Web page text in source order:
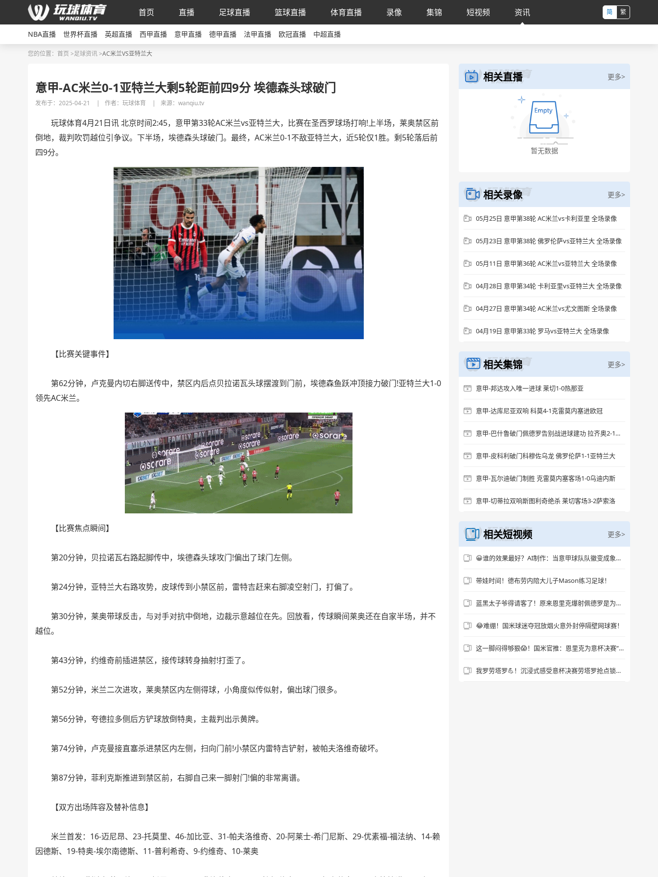
首页 直播 足球直播 篮球直播 体育直播 录像 集锦 短视频 资讯 简 繁
NBA直播 世界杯直播 英超直播 西甲直播 意甲直播 德甲直播 法甲直播 欧冠直播 中超直播
您的位置： 首页 >足球资讯>AC米兰VS亚特兰大
意甲-AC米兰0-1亚特兰大剩5轮距前四9分 埃德森头球破门
发布于：2025-04-21 | 作者：玩球体育 | 来源：wanqiu.tv
玩球体育4月21日讯 北京时间2:45，意甲第33轮AC米兰vs亚特兰大，比赛在圣西罗球场打响!上半场，莱奥禁区前
倒地，裁判吹罚越位引争议。下半场，埃德森头球破门。最终，AC米兰0-1不敌亚特兰大，近5轮仅1胜。剩5轮落后前
四9分。
【比赛关键事件】
第62分钟，卢克曼内切右脚送传中，禁区内后点贝拉诺瓦头球摆渡到门前，埃德森鱼跃冲顶接力破门!亚特兰大1-0
领先AC米兰。
【比赛焦点瞬间】
第20分钟，贝拉诺瓦右路起脚传中，埃德森头球攻门!偏出了球门左侧。
第24分钟，亚特兰大右路攻势，皮球传到小禁区前，雷特吉赶来右脚凌空射门，打偏了。
第30分钟，莱奥带球反击，与对手对抗中倒地，边裁示意越位在先。回放看，传球瞬间莱奥还在自家半场，并不
越位。
第43分钟，约维奇前插进禁区，接传球转身抽射!打歪了。
第52分钟，米兰二次进攻，莱奥禁区内左侧得球，小角度似传似射，偏出球门很多。
第56分钟，夸德拉多侧后方铲球放倒特奥，主裁判出示黄牌。
第74分钟，卢克曼接直塞杀进禁区内左侧，扫向门前!小禁区内雷特吉铲射，被帕夫洛维奇破坏。
第87分钟，菲利克斯推进到禁区前，右脚自己来一脚射门!偏的非常离谱。
【双方出场阵容及替补信息】
米兰首发：16-迈尼昂、23-托莫里、46-加比亚、31-帕夫洛维奇、20-阿莱士-希门尼斯、29-优素福-福法纳、14-赖
因德斯、19-特奥-埃尔南德斯、11-普利希奇、9-约维奇、10-莱奥
相关直播 更多>
相关录像 更多>
05月25日 意甲第38轮 AC米兰vs卡利亚里 全场录像
05月23日 意甲第38轮 佛罗伦萨vs亚特兰大 全场录像
05月11日 意甲第36轮 AC米兰vs亚特兰大 全场录像
04月28日 意甲第34轮 卡利亚里vs亚特兰大 全场录像
04月27日 意甲第34轮 AC米兰vs尤文图斯 全场录像
04月19日 意甲第33轮 罗马vs亚特兰大 全场录像
相关集锦 更多>
意甲-邦达攻入唯一进球 莱切1-0热那亚
意甲-达库尼亚双响 科莫4-1克雷莫内塞进欧冠
意甲-巴什鲁破门佩德罗告别战进球建功 拉齐奥2-1逆转比萨
意甲-皮科利破门科穆佐乌龙 佛罗伦萨1-1亚特兰大
意甲-瓦尔迪破门制胜 克雷莫内塞客场1-0乌迪内斯
意甲-切蒂拉双响斯图利奇绝杀 莱切客场3-2萨索洛
相关短视频 更多>
😀谁的效果最好？AI制作：当意甲球队队徽变成象征物~
带娃时间！德布劳内陪大儿子Mason练习足球！
蓝黑太子爷得请客了！原来恩里克爆射佩德罗是为迪马尔科“报仇”
😂难绷！国米球迷夺冠放烟火意外封停隔壁网球赛！
这一脚闷得够狠😱！国米官推：恩里克为意杯决赛“一锤定音”
我罗劳塔罗💪！沉浸式感受意杯决赛劳塔罗抢点锁定胜局瞬间